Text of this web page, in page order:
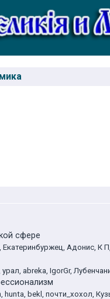
сфере
Екатеринбуржец, Адонис, К
abreka, IgorGr,
hunta, bekl, почти_хохол,